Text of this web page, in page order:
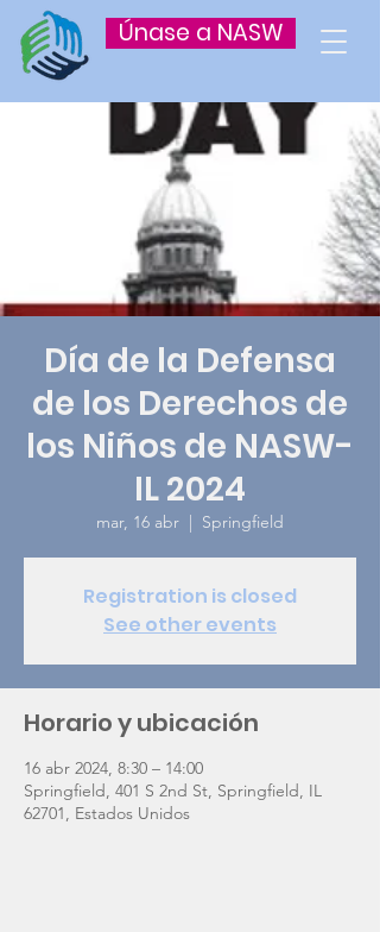
Únase a NASW
Día de la Defensa
de los Derechos de
los Niños de NASW-
IL 2024
mar, 16 abr
  |
Springfield
Registration is closed
See other events
Horario y ubicación
16 abr 2024, 8:30 – 14:00
Springfield, 401 S 2nd St, Springfield, IL
62701, Estados Unidos